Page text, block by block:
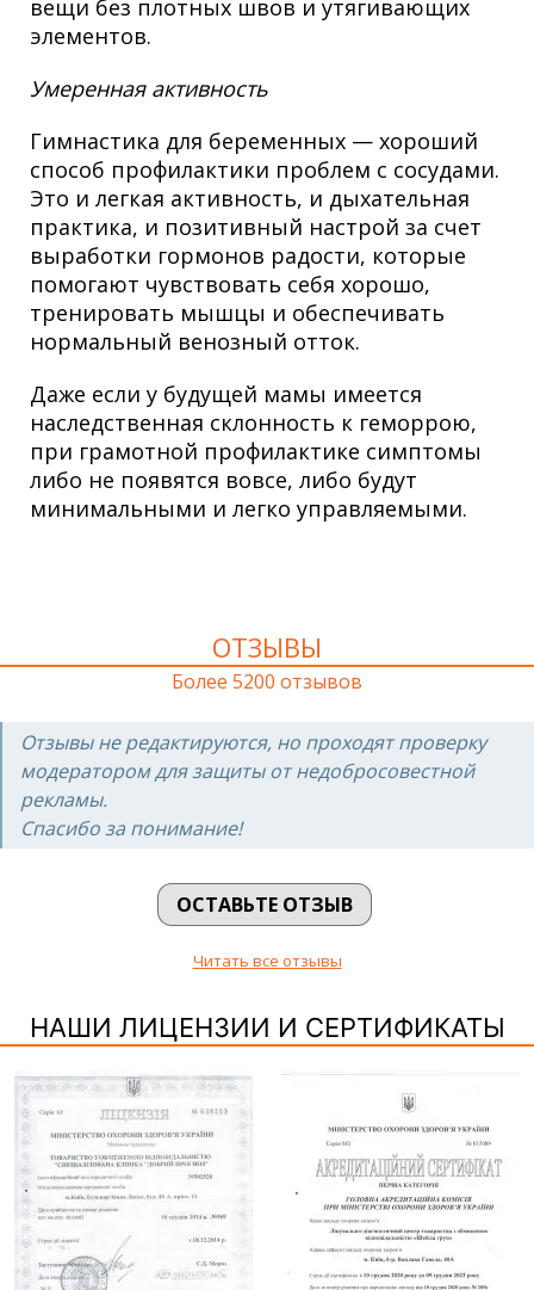
вещи без плотных швов и утягивающих
элементов.
Умеренная активность
Гимнастика для беременных — хороший
способ профилактики проблем с сосудами.
Это и легкая активность, и дыхательная
практика, и позитивный настрой за счет
выработки гормонов радости, которые
помогают чувствовать себя хорошо,
тренировать мышцы и обеспечивать
нормальный венозный отток.
Даже если у будущей мамы имеется
наследственная склонность к геморрою,
при грамотной профилактике симптомы
либо не появятся вовсе, либо будут
минимальными и легко управляемыми.
ОТЗЫВЫ
Более 5200 отзывов
Отзывы не редактируются, но проходят проверку
модератором для защиты от недобросовестной
рекламы.
Спасибо за понимание!
ОСТАВЬТЕ ОТЗЫВ
Читать все отзывы
НАШИ ЛИЦЕНЗИИ И СЕРТИФИКАТЫ